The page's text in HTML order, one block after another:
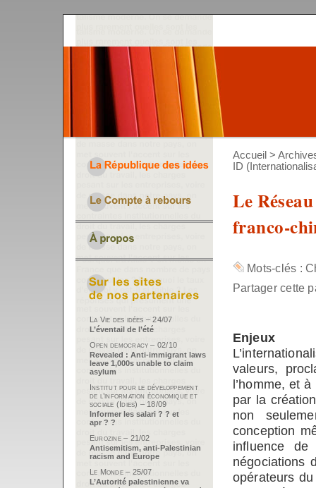
Accueil >
ID
Le
franco-
Mots-clés :
Partager cette
Enjeux
valeurs,
l’homme, et
par la
non
conception
influence
négociations
opérateurs
La Vie des idées – 24/07
L’éventail de l’été
Open democracy – 02/10
Revealed : Anti-immigrant laws
leave 1,000s unable to claim
asylum
Institut pour le développement
de l’information économique et
sociale (Idies) – 18/09
Informer les salari ? ? et
apr ? ?
Eurozine – 21/02
Antisemitism, anti-Palestinian
racism and Europe
Le Monde – 25/07
L’Autorité palestinienne va